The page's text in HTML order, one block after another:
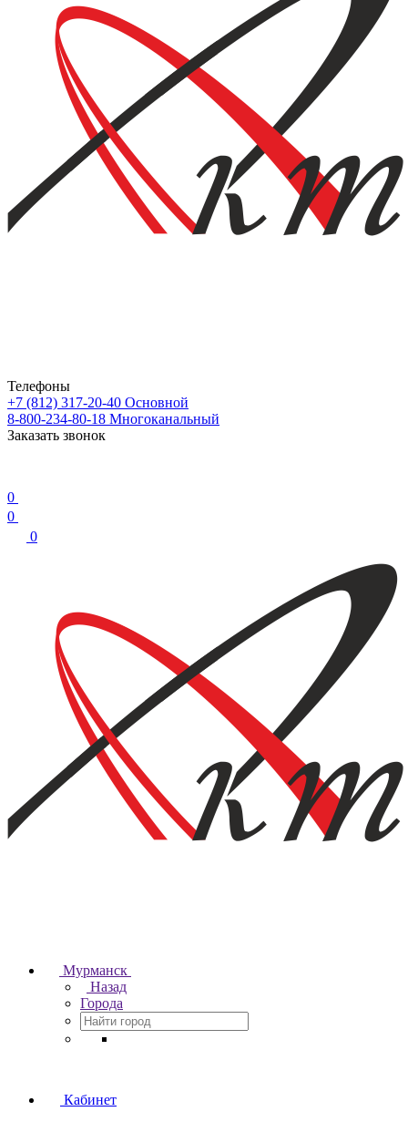
Телефоны
+7 (812) 317-20-40 Основной
8-800-234-80-18 Многоканальный
Заказать звонок
0
0
0
Мурманск
Назад
Города
Кабинет